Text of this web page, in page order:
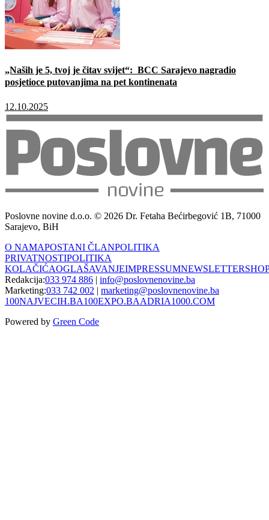
„Naših je 5, tvoj je čitav svijet“: BCC Sarajevo nagradio
posjetioce putovanjima na pet kontinenata
12.10.2025
Poslovne novine d.o.o. © 2026 Dr. Fetaha Bećirbegović 1B, 71000
Sarajevo, BiH
O NAMAPOSTANI ČLANPOLITIKA
PRIVATNOSTIPOLITIKA
KOLAČIĆAOGLAŠAVANJEIMPRESSUMNEWSLETTER
Redakcija:033 974 886 | info@poslovnenovine.ba
Marketing:033 742 002 | marketing@poslovnenovine.ba
100NAJVECIH.BA100EXPO.BAADRIA1000.COM
Powered by Green Code